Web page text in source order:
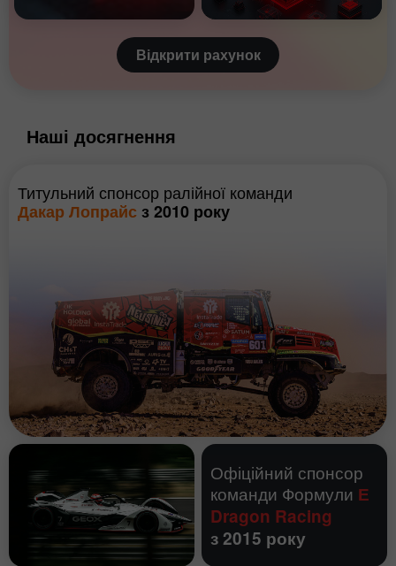
Відкрити рахунок
Наші досягнення
Титульний спонсор ралійної команди
Дакар Лопрайсз 2010 року
Офіційний спонсор
команди Формули Е
Dragon Racing
з 2015 року